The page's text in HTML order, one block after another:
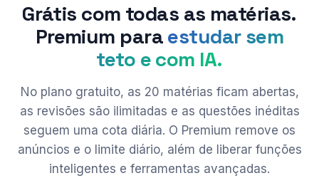
Grátis com todas as matérias.
Premium paraestudar sem
teto e com IA.
No plano gratuito, as 20 matérias ficam abertas,
as revisões são ilimitadas e as questões inéditas
seguem uma cota diária. O Premium remove os
anúncios e o limite diário, além de liberar funções
inteligentes e ferramentas avançadas.